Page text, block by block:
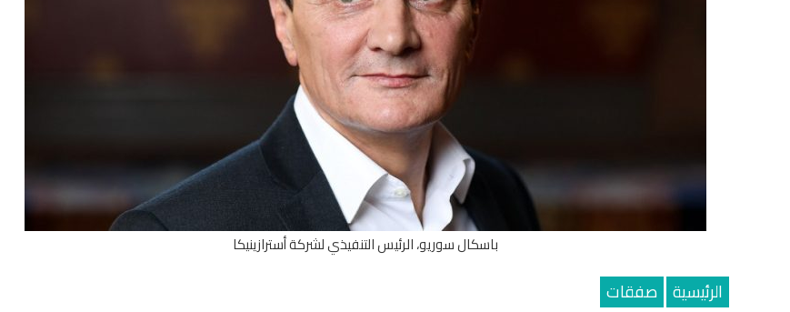
باسكال سوريو، الرئيس التنفيذي لشركة أسترازينيكا
الرئيسية صفقات